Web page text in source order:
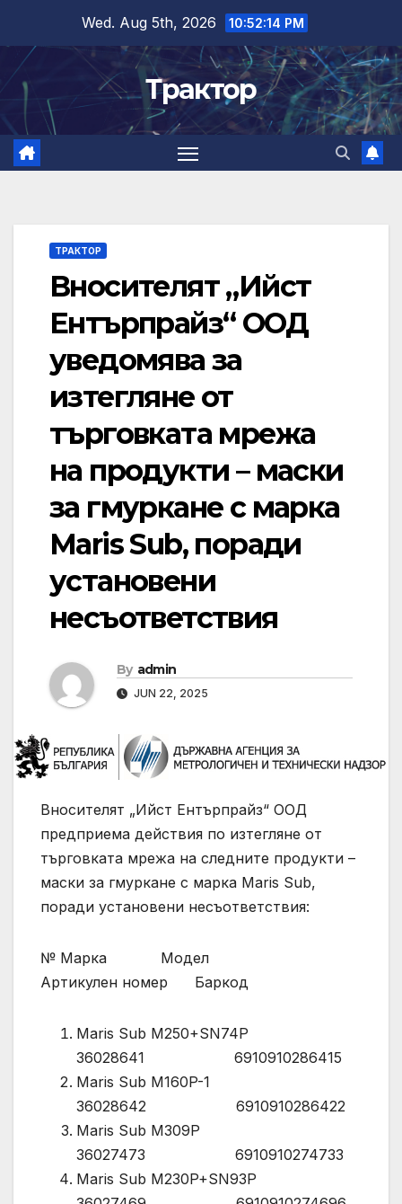
content
Wed. Aug 5th, 2026 10:52:14 PM
Трактор
ТРАКТОР
Вносителят „Ийст
Ентърпрайз“ ООД
уведомява за
изтегляне от
търговката мрежа
на продукти – маски
за гмуркане с марка
Maris Sub, поради
установени
несъответствия
By admin
JUN 22, 2025
Вносителят „Ийст Ентърпрайз“ ООД
предприема действия по изтегляне от
търговката мрежа на следните продукти –
маски за гмуркане с марка Maris Sub,
поради установени несъответствия:
№ Марка Модел
Артикулен номер Баркод
Maris Sub M250+SN74P
36028641 6910910286415
Maris Sub M160P-1
36028642 6910910286422
Maris Sub M309P
36027473 6910910274733
Maris Sub M230P+SN93P